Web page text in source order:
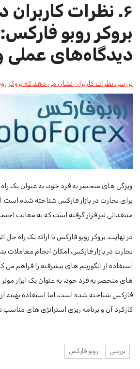
۶. نظرات کاربران
بروکر روبو فارکس:
دیدگاه‌های عملی
بررسی نظرات کاربران نشان می دهد که بروکر
ویژگی های منحصر به فرد خود، به عنوان یک
برای تجارت در بازار فارکس شناخته شده است.
منتقدانی نیز قرار گرفته است که به معایب
در نهایت، بروکر روبو فارکس با ارائه یک راه حل
تجارت در بازار فارکس، امکان انجام معاملات
استفاده از الگوریتم های پیشرفته را فراهم می
های منحصر به فرد خود، به عنوان یک ابزار موثر
فارکس شناخته شده است. اما استفاده بهینه
کارکرد آن و برنامه ریزی استراتژی های
بررسی روبو فارکس